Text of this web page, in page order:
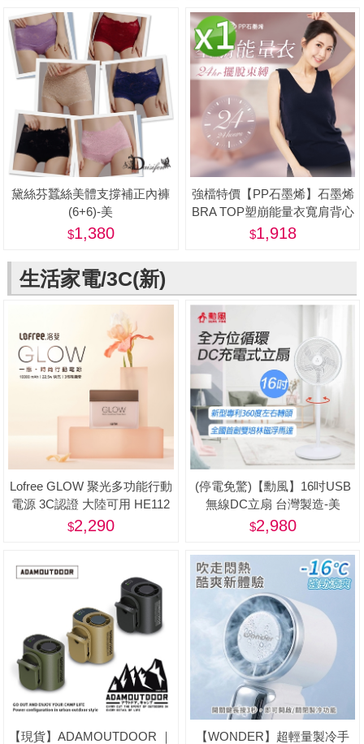
黛絲芬蠶絲美體支撐補正內褲
(6+6)-美
1,380
強檔特價【PP石墨烯】石墨烯
BRA TOP塑崩能量衣寬肩背心
款1件-美
1,918
生活家電/3C(新)
Lofree GLOW 聚光多功能行動
電源 3C認證 大陸可用 HE112
2,290
(停電免驚)【勳風】16吋USB
無線DC立扇 台灣製造-美
2,980
【現貨】ADAMOUTDOOR ｜
【WONDER】超輕量製冷手